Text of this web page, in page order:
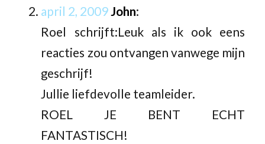
april 2, 2009John:
Roel schrijft:Leuk als ik ook eens
reacties zou ontvangen vanwege mijn
geschrijf!
Jullie liefdevolle teamleider.
ROEL JE BENT ECHT
FANTASTISCH!